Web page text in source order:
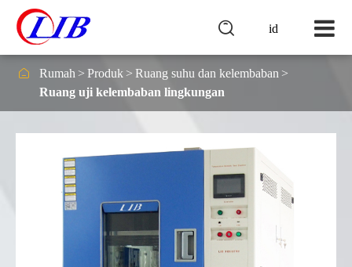
id

 Rumah Produk
Ruang suhu dan kelembaban
Ruang uji kelembaban lingkungan